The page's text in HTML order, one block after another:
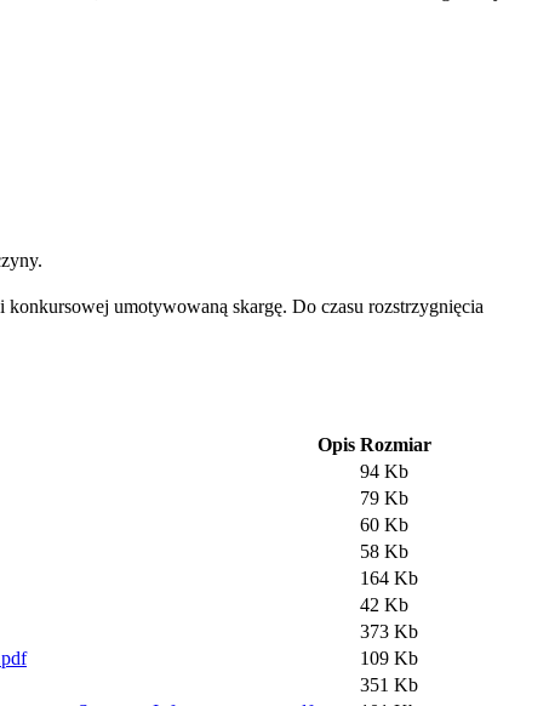
konkursowej umotywowaną skargę. Do czasu rozstrzygnięcia
Opis Rozmiar
94 Kb
79 Kb
60 Kb
58 Kb
164 Kb
42 Kb
373 Kb
109 Kb
351 Kb